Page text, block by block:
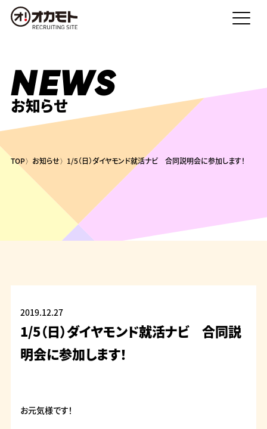
NEWS
お知らせ
TOP お知らせ 1/5（日）ダイヤモンド就活ナビ 合同説明会に参加します！
2019.12.27
1/5（日）ダイヤモンド就活ナビ 合同説
明会に参加します！
お元気様です！